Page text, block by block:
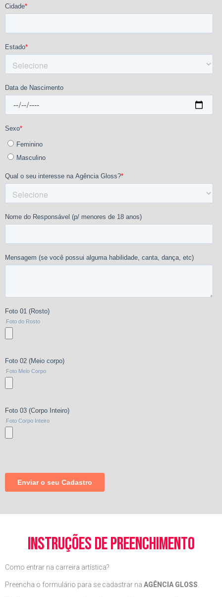
instruções de preenchimento
Como entrar na carreira artística?
Preencha o formulário para se cadastrar na AGÊNCIA GLOSS